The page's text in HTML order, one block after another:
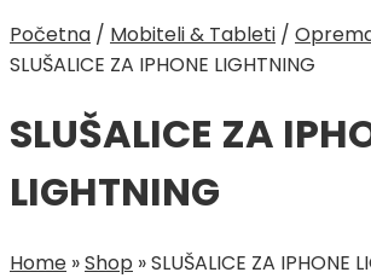
Početna / Mobiteli & Tableti /
SLUŠALICE ZA IPHONE LIGHTNING
SLUŠALICE ZA
LIGHTNING
Home »Shop »SLUŠALICE ZA IPHONE